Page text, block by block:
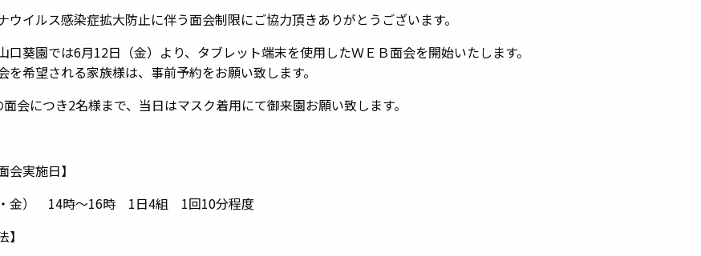
ウイルス感染症拡大防止に伴う面会制限にご協力頂きありがとうございます。
口葵園では6月12日（金）より、タブレット端末を使用したＷＥＢ面会を開始いたします。
を希望される家族様は、事前予約をお願い致します。
会につき2名様まで、当日はマスク着用にて御来園お願い致します。
会実施日】
金） 14時～16時 1日4組 1回10分程度
】